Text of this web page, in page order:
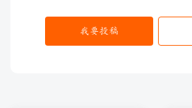
我要投稿